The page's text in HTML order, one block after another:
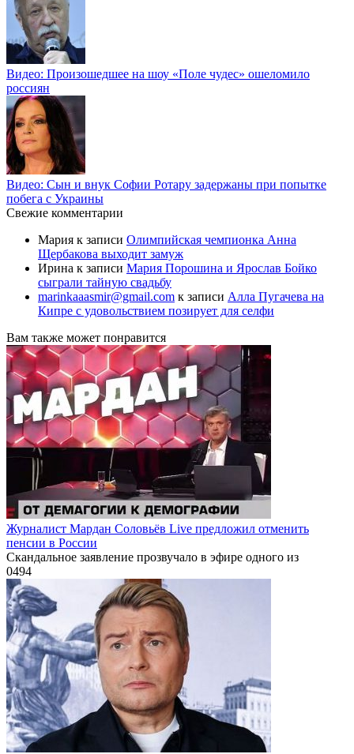
Видео: Произошедшее на шоу «Поле чудес» ошеломило
россиян
Видео: Сын и внук Софии Ротару задержаны при попытке
побега с Украины
Свежие комментарии
Мария к записи Олимпийская чемпионка Анна
Щербакова выходит замуж
Ирина к записи Мария Порошина и Ярослав Бойко
сыграли тайную свадьбу
marinkaaasmir@gmail.com к записи Алла Пугачева на
Кипре с удовольствием позирует для селфи
Вам также может понравится
Журналист Мардан Соловьёв Live предложил отменить
пенсии в России
Скандальное заявление прозвучало в эфире одного из
0494